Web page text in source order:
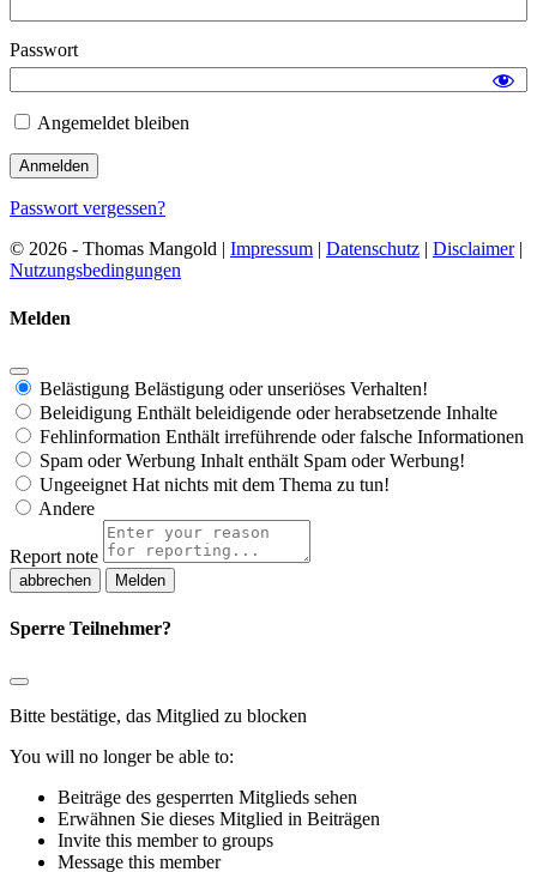
Passwort
Angemeldet bleiben
Passwort vergessen?
© 2026 - Thomas Mangold | Impressum | Datenschutz | Disclaimer|
Nutzungsbedingungen
Melden
Belästigung Belästigung oder unseriöses Verhalten!
Beleidigung Enthält beleidigende oder herabsetzende Inhalte
Fehlinformation Enthält irreführende oder falsche Informationen
Spam oder Werbung Inhalt enthält Spam oder Werbung!
Ungeeignet Hat nichts mit dem Thema zu tun!
Andere
Report note
Melden
Sperre Teilnehmer?
Bitte bestätige, das Mitglied zu blocken
You will no longer be able to:
Beiträge des gesperrten Mitglieds sehen
Erwähnen Sie dieses Mitglied in Beiträgen
Invite this member to groups
Message this member